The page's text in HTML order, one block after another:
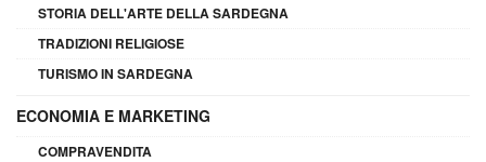
STORIA DELL'ARTE DELLA SARDEGNA
TRADIZIONI RELIGIOSE
TURISMO IN SARDEGNA
ECONOMIA E MARKETING
COMPRAVENDITA